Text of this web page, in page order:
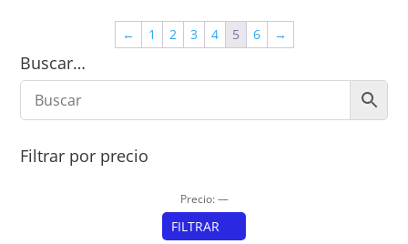
← 1 2 3 4 5 6 →
Buscar…
Filtrar por precio
FILTRAR
Precio:—